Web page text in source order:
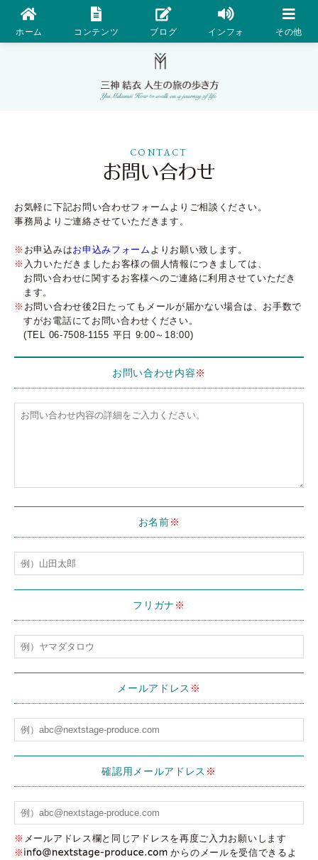
ホーム コンテンツ ブログ インフォ その他
CONTACT
お気軽に下記お問い合わせフォームよりご相談ください。
事務局よりご連絡させていただきます。
※ お申込みはお申込みフォーム よりお願い致します。
※ 入力いただきましたお客様の個人情報につきましては、
お問い合わせに関するお客様へのご連絡に利用させていただき
ます。
※ お問い合わせ後2日たってもメールが届かない場合は、お手数で
すがお電話にてお問い合わせください。
(TEL 06-7508-1155 平日 9:00～18:00)
お問い合わせ内容※
お名前※
フリガナ ※
メールアドレス ※
確認用メールアドレス ※
※ メールアドレス欄と同じアドレスを再度ご入力お願いします
※
からのメールを受信できるよ